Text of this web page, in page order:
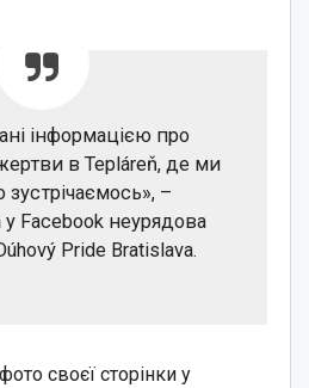
інформацією про
в Tepláreň, де ми
зустрічаємось», –
у Facebook неурядова
Pride Bratislava.
своєї сторінки у